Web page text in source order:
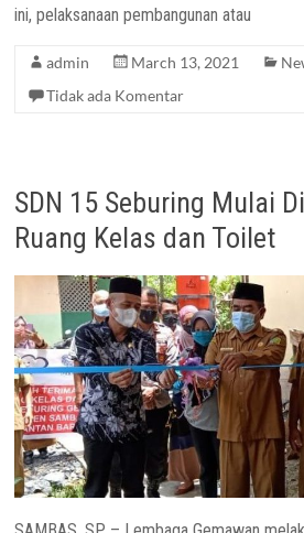
ini, pelaksanaan pembangunan atau
admin March 13, 2021
Tidak ada Komentar
SDN 15 Seburing Mulai
Ruang Kelas dan Toilet